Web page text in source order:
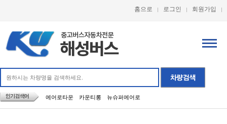
홈으로 로그인 회원가입
에어로타운 카운티롱 뉴슈퍼에어로